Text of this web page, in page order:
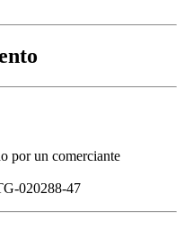
por un comerciante
020288-47